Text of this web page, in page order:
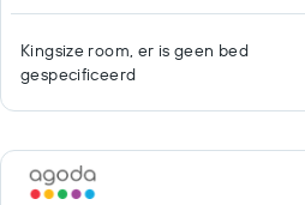
Kingsize room, er is geen bed
gespecificeerd